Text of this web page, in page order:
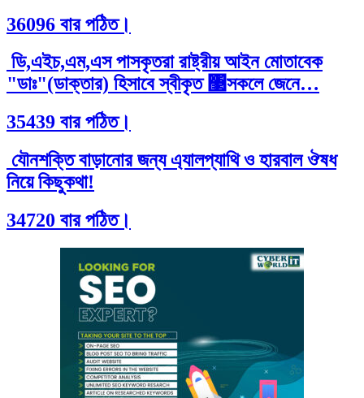
36096 বার পঠিত।
ডি,এইচ,এম,এস পাসকৃতরা রাষ্ট্রীয় আইন মোতাবেক
"ডাঃ"(ডাক্তার) হিসাবে স্বীকৃত ঳সকলে জেনে…
35439 বার পঠিত।
যৌনশক্তি বাড়ানোর জন্য এ্যালপ্যাথি ও হারবাল ঔষধ
নিয়ে কিছুকথা!
34720 বার পঠিত।